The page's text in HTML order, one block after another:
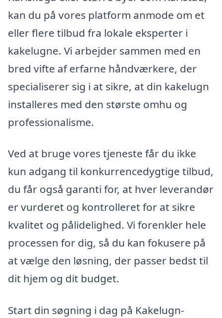
kan du på vores platform anmode om et
eller flere tilbud fra lokale eksperter i
kakelugne. Vi arbejder sammen med en
bred vifte af erfarne håndværkere, der
specialiserer sig i at sikre, at din kakelugn
installeres med den største omhu og
professionalisme.
Ved at bruge vores tjeneste får du ikke
kun adgang til konkurrencedygtige tilbud,
du får også garanti for, at hver leverandør
er vurderet og kontrolleret for at sikre
kvalitet og pålidelighed. Vi forenkler hele
processen for dig, så du kan fokusere på
at vælge den løsning, der passer bedst til
dit hjem og dit budget.
Start din søgning i dag på Kakelugn-